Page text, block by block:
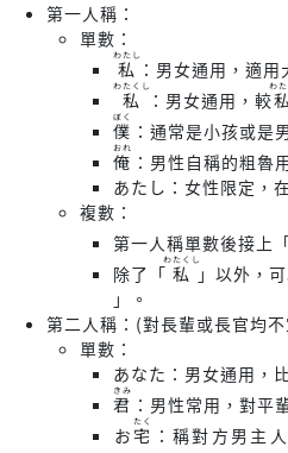
第一人稱：
單數：
私
わたし
：男女通用，適用
私
わたくし
：男女通用，較私
わた
僕
ぼく
：通常是小孩或是
俺
おれ
：男性自稱的粗魯
あたし：女性限定，
複數：
第一人稱單數後接上
除了「 私
わたくし
」以外，
」。
第二人稱：(對長輩或長官均
單數：
あなた：男女通用，
君
きみ
：男性常用，對平
お宅
たく
：稱對方男主